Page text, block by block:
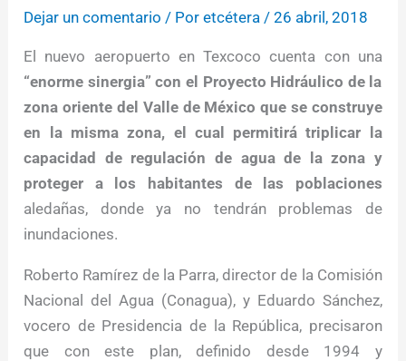
Dejar un comentario / Poretcétera /26 abril, 2018
El nuevo aeropuerto en Texcoco cuenta con una
“enorme sinergia” con el Proyecto Hidráulico de la
zona oriente del Valle de México que se construye
en la misma zona, el cual permitirá triplicar la
capacidad de regulación de agua de la zona y
proteger a los habitantes de las poblaciones
aledañas, donde ya no tendrán problemas de
inundaciones.
Roberto Ramírez de la Parra, director de la Comisión
Nacional del Agua (Conagua), y Eduardo Sánchez,
vocero de Presidencia de la República, precisaron
que con este plan, definido desde 1994 y